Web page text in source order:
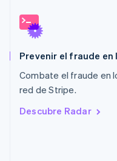
Prevenir el fraude en
Combate el fraude en
red de Stripe.
Descubre Radar
Português
RAE de Hong Kong,
Reino Unido
República Checa
English
English